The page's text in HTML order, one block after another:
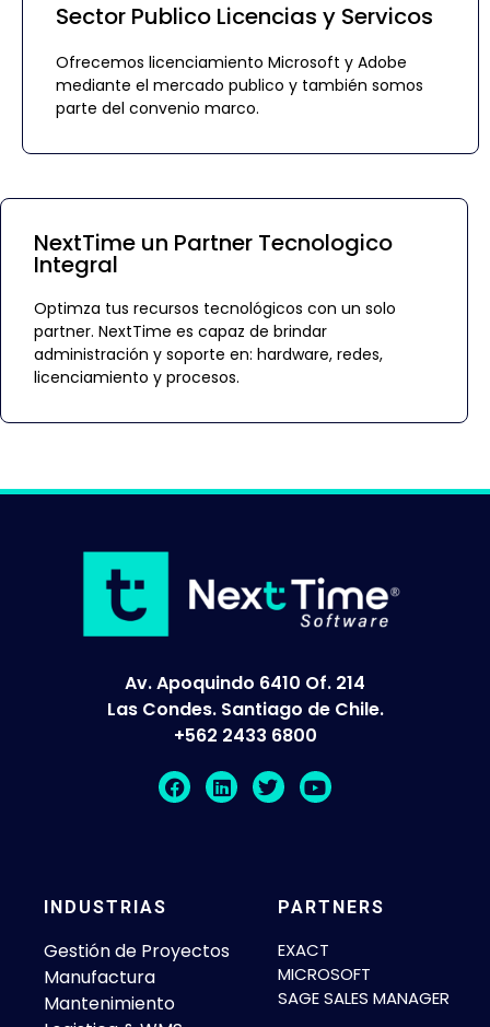
Sector Publico Licencias y Servicos
Ofrecemos licenciamiento Microsoft y Adobe
mediante el mercado publico y también somos
parte del convenio marco.
NextTime un Partner Tecnologico
Integral
Optimza tus recursos tecnológicos con un solo
partner. NextTime es capaz de brindar
administración y soporte en: hardware, redes,
licenciamiento y procesos.
Av. Apoquindo 6410 Of. 214
Las Condes. Santiago de Chile.
+562 2433 6800
INDUSTRIAS
Gestión de Proyectos
Manufactura
Mantenimiento
PARTNERS
EXACT
MICROSOFT
SAGE SALES MANAGER